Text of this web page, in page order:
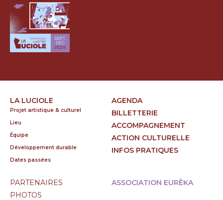
LA LUCIOLE
Projet artistique & culturel
Lieu
Équipe
Développement durable
Dates passées
AGENDA
BILLETTERIE
ACCOMPAGNEMENT
ACTION CULTURELLE
INFOS PRATIQUES
PARTENAIRES
PHOTOS
ASSOCIATION EURÊKA